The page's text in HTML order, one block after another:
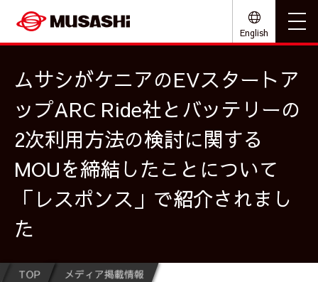
English
ムサシがケニアのEVスタートア
ップARC Ride社とバッテリーの
2次利用方法の検討に関する
MOUを締結したことについて
「レスポンス」で紹介されまし
た
TOP
メディア掲載情報